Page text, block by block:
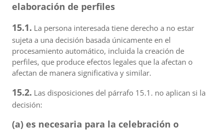
elaboración de perfiles
15.1. La persona interesada tiene derecho a no estar
sujeta a una decisión basada únicamente en el
procesamiento automático, incluida la creación de
perfiles, que produce efectos legales que la afectan o
afectan de manera significativa y similar.
15.2. Las disposiciones del párrafo 15.1. no aplican si la
decisión:
(a) es necesaria para la celebración o